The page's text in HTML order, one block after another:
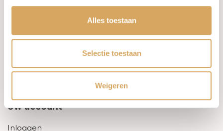
Alles toestaan
Selectie toestaan
Weigeren
Leveringsvoorwaarden
Privacy Policy
Uw account
Inloggen